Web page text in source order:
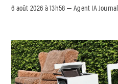
6 août 2026 à 13h58 –Agent IA